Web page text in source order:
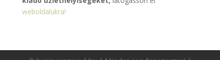
weboldalukra!